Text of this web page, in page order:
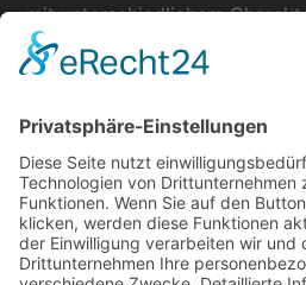
mit unterschiedlichem
gemeinsamen Ziel, auf:
der Unterstützung des Hegau
dringend benötigtes
Es hilft Kindern mit schweren
Erkrankungen laufen zu lernen.
Hier wird der christliche
Nächstenliebe spürbar, wenn 4
solches Projekt engagieren!